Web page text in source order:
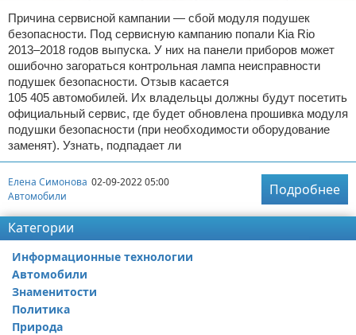
Причина сервисной кампании — сбой модуля подушек
безопасности. Под сервисную кампанию попали Kia Rio
2013–2018 годов выпуска. У них на панели приборов может
ошибочно загораться контрольная лампа неисправности
подушек безопасности. Отзыв касается
105 405 автомобилей. Их владельцы должны будут посетить
официальный сервис, где будет обновлена прошивка модуля
подушки безопасности (при необходимости оборудование
заменят). Узнать, подпадает ли
Елена Симонова 02-09-2022 05:00
Автомобили
Подробнее
Категории
Информационные технологии
Автомобили
Знаменитости
Политика
Природа